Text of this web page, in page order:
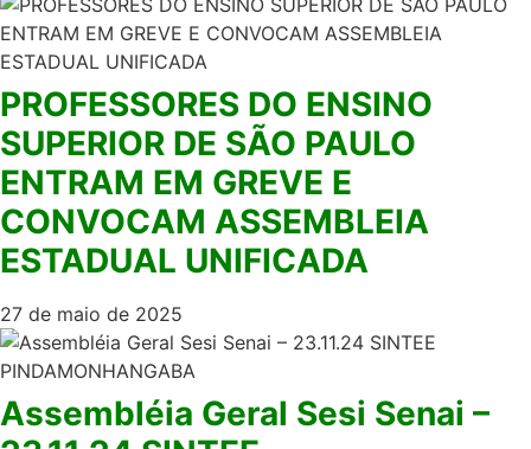
PROFESSORES DO ENSINO
SUPERIOR DE SÃO PAULO
ENTRAM EM GREVE E
CONVOCAM ASSEMBLEIA
ESTADUAL UNIFICADA
27 de maio de 2025
Assembléia Geral Sesi Senai –